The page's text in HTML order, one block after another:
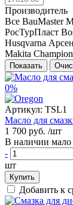
Производитель
Все BauMaster
РосТурПласт
Husqvarna
Makita Champion
Показать
0%
Артикул: TSL1
Масло для
1 700 руб. /шт
В наличии мало
-
шт
Купить
Добавить к